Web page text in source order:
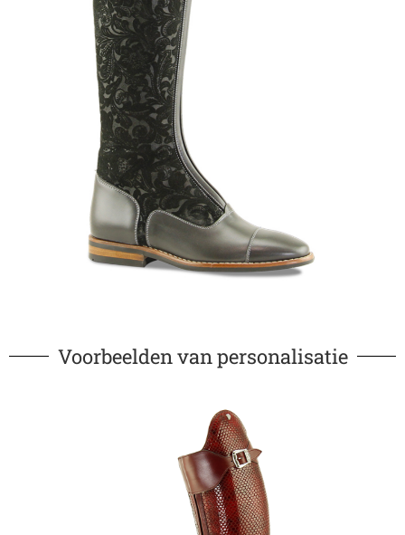
Voorbeelden van personalisatie